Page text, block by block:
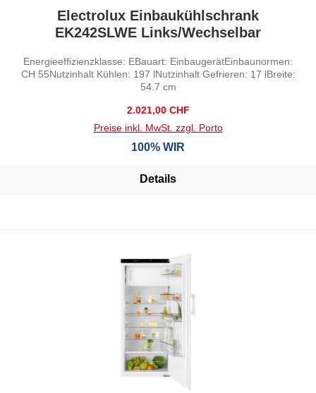
Durchschnittliche Bewertung von 0 von 5 Sternen
Electrolux Einbaukühlschrank
EK242SLWE Links/Wechselbar
Energieeffizienzklasse: EBauart: EinbaugerätEinbaunormen:
CH 55Nutzinhalt Kühlen: 197 lNutzinhalt Gefrieren: 17 lBreite:
54.7 cm
Regulärer Preis:
2.021,00 CHF
Preise inkl. MwSt. zzgl. Porto
100% WIR
Details